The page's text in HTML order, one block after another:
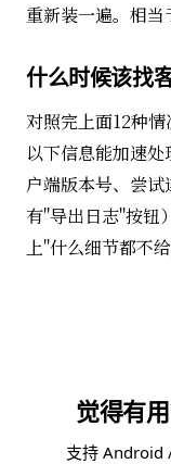
重新装一遍。相当
什么时候该找
对照完上面12种
以下信息能加速
户端版本号、尝
有"导出日志"按钮
上"什么细节都不
觉得有
支持 Android